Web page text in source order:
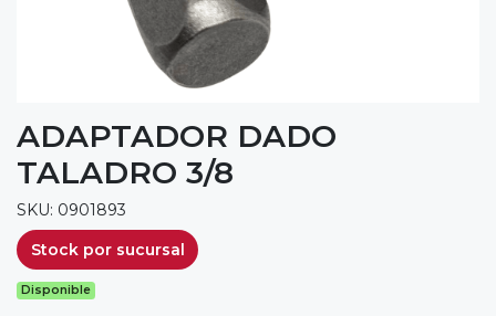
ADAPTADOR DADO
TALADRO 3/8
SKU: 0901893
Stock por sucursal
Disponible